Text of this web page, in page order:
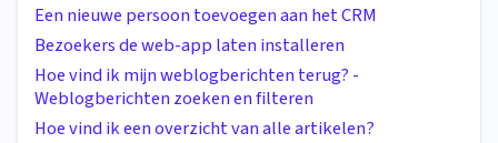
Een nieuwe persoon toevoegen aan het CRM
Bezoekers de web-app laten installeren
Hoe vind ik mijn weblogberichten terug? -
Weblogberichten zoeken en filteren
Hoe vind ik een overzicht van alle artikelen?